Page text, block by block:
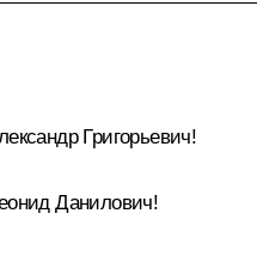
Григорьевич!
Данилович!